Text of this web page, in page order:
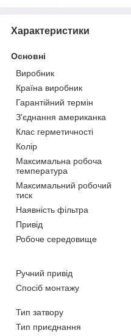
Характеристики
Основні
Виробник
Країна виробник
Гарантійний термін
З'єднання американка
Клас герметичності
Колір
Максимальна робоча
температура
Максимальний робочий
тиск
Наявність фільтра
Привід
Робоче середовище
Ручний привід
Спосіб монтажу
Тип затвору
Тип приєднання